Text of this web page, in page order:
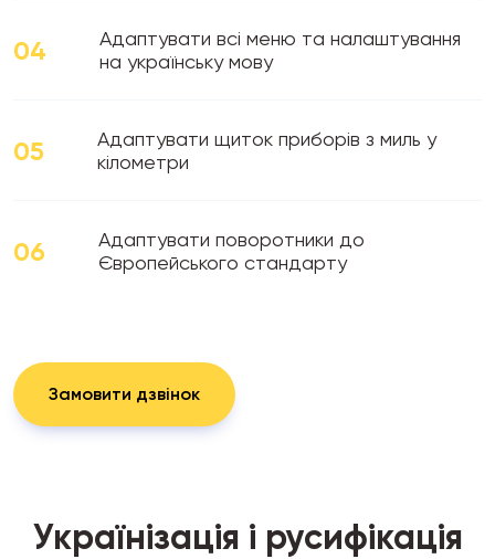
04
Адаптувати всі меню та налаштування
на українську мову
05
Адаптувати щиток приборів з миль у
кілометри
06
Адаптувати поворотники до
Європейського стандарту
Замовити дзвінок
Українізація і русифікація